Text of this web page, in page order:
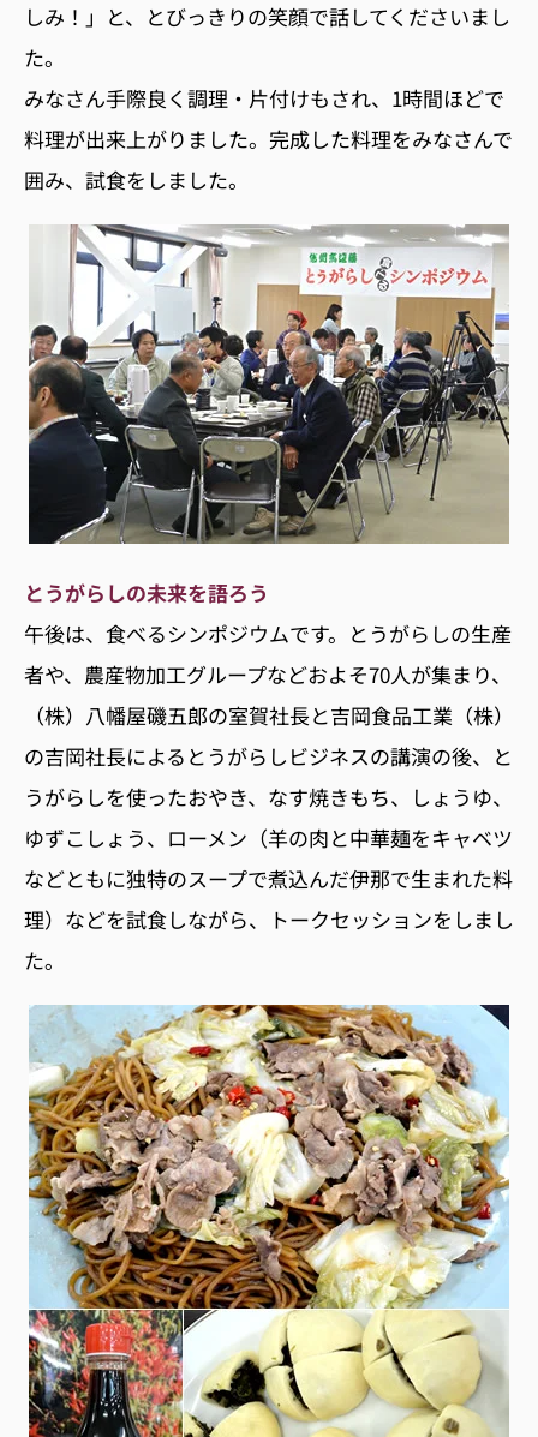
しみ！」と、とびっきりの笑顔で話してくださいまし
た。
みなさん手際良く調理・片付けもされ、1時間ほどで
料理が出来上がりました。完成した料理をみなさんで
囲み、試食をしました。
とうがらしの未来を語ろう
午後は、食べるシンポジウムです。とうがらしの生産
者や、農産物加工グループなどおよそ70人が集まり、
（株）八幡屋磯五郎の室賀社長と吉岡食品工業（株）
の吉岡社長によるとうがらしビジネスの講演の後、と
うがらしを使ったおやき、なす焼きもち、しょうゆ、
ゆずこしょう、ローメン（羊の肉と中華麺をキャベツ
などともに独特のスープで煮込んだ伊那で生まれた料
理）などを試食しながら、トークセッションをしまし
た。